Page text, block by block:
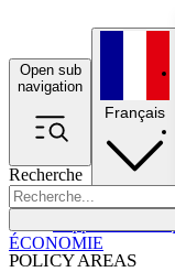
Open sub
navigation
Recherche
POLICY AREAS
Français
ÉCONOMIE